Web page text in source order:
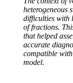
heterogeneous
difficulties with
of fractions.
that helped
accurate
compatible
model.